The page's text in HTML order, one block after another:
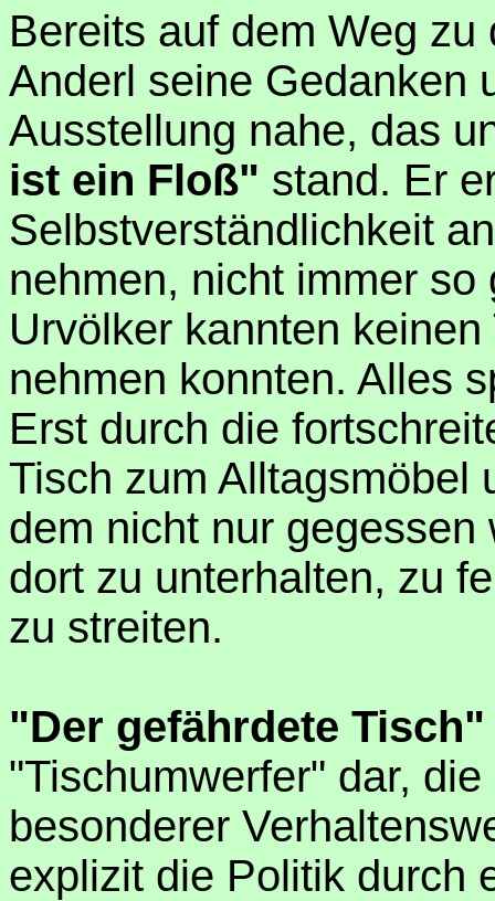
Bereits auf dem Weg
Anderl seine Gedanken
Ausstellung nahe, das
ist ein Floß" stand. Er
Selbstverständlichkeit
nehmen, nicht immer
Urvölker kannten
nehmen konnten. Alles
Erst durch die
Tisch zum Alltagsmöbel
dem nicht nur
dort zu unterhalten, zu
zu streiten.
"Der gefährdete Tisch"
"Tischumwerfer" dar,
besonderer
explizit die Politik durch